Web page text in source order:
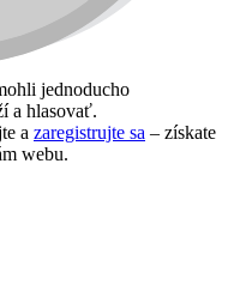
jednoducho
a hlasovať.
a zaregistrujte sa – získate
webu.